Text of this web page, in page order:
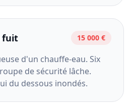
fuit 15 000 €
d'un chauffe-eau. Six
de sécurité lâche.
du dessous inondés.